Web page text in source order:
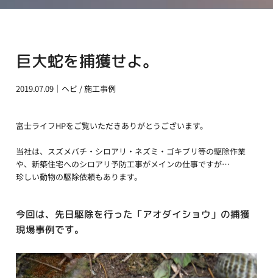
巨大蛇を捕獲せよ。
2019.07.09｜ ヘビ /施工事例
富士ライフHPをご覧いただきありがとうございます。
当社は、スズメバチ・シロアリ・ネズミ・ゴキブリ等の駆除作業
や、新築住宅へのシロアリ予防工事がメインの仕事ですが…
珍しい動物の駆除依頼もあります。
今回は、先日駆除を行った「アオダイショウ」の捕獲
現場事例です。